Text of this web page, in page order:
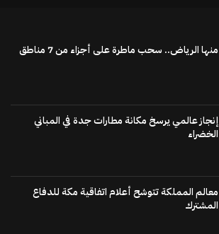
منها الرياض.. سحب ماطرة على أجزاء من 7 مناطق
إنجاز عالمي يرسخ مكانة مطارات جدة في المباني
الخضراء
معالم المملكة تتوشح أعلام اتفاقية مكة للدفاع
المشترك